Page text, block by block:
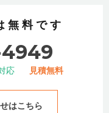
無料です
応 見積無料
はこちら